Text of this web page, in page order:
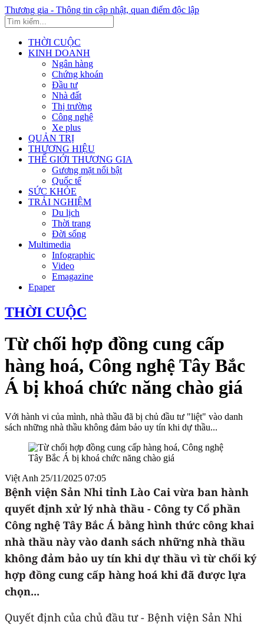
Thương gia - Thông tin cập nhật, quan điểm độc lập
THỜI CUỘC
KINH DOANH
Ngân hàng
Chứng khoán
Đầu tư
Nhà đất
Thị trường
Công nghệ
Xe plus
QUẢN TRỊ
THƯƠNG HIỆU
THẾ GIỚI THƯƠNG GIA
Gương mặt nổi bật
Quốc tế
SỨC KHỎE
TRẢI NGHIỆM
Du lịch
Thời trang
Đời sống
Multimedia
Infographic
Video
Emagazine
Epaper
THỜI CUỘC
Từ chối hợp đồng cung cấp
hàng hoá, Công nghệ Tây Bắc
Á bị khoá chức năng chào giá
Với hành vi của mình, nhà thầu đã bị chủ đầu tư "liệt" vào danh
sách những nhà thầu không đảm bảo uy tín khi dự thầu...
Việt Anh 25/11/2025 07:05
Bệnh viện Sản Nhi tỉnh Lào Cai vừa ban hành
quyết định xử lý nhà thầu - Công ty Cổ phần
Công nghệ Tây Bắc Á bằng hình thức công khai
nhà thầu này vào danh sách những nhà thầu
không đảm bảo uy tín khi dự thầu vì từ chối ký
hợp đồng cung cấp hàng hoá khi đã được lựa
chọn...
Quyết định của chủ đầu tư - Bệnh viện Sản Nhi